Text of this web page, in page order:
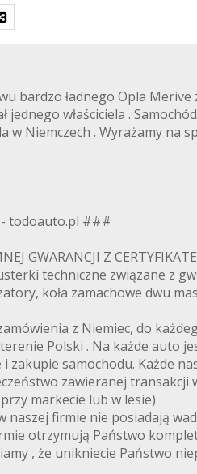
bardzo ładnego Opla
jednego właściciela .
w Niemczech . Wyrażamy na
- todoauto.pl ###
GWARANCJI Z
techniczne związane z
koła zamachowe dwu
z Niemiec, do
Polski . Na każde
samochodu. Każde
zawieranej
markecie lub w lesie)
firmie nie posiadają
otrzymują Państwo
, że unikniecie Państwo